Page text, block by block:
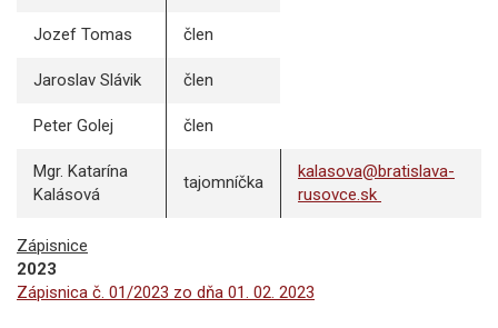
Jozef Tomas člen
Jaroslav Slávik člen
Peter Golej člen
Mgr. Katarína
Kalásová
tajomníčka
kalasova@bratislava-
rusovce.sk
Zápisnice
2023
Zápisnica č. 01/2023 zo dňa 01. 02. 2023